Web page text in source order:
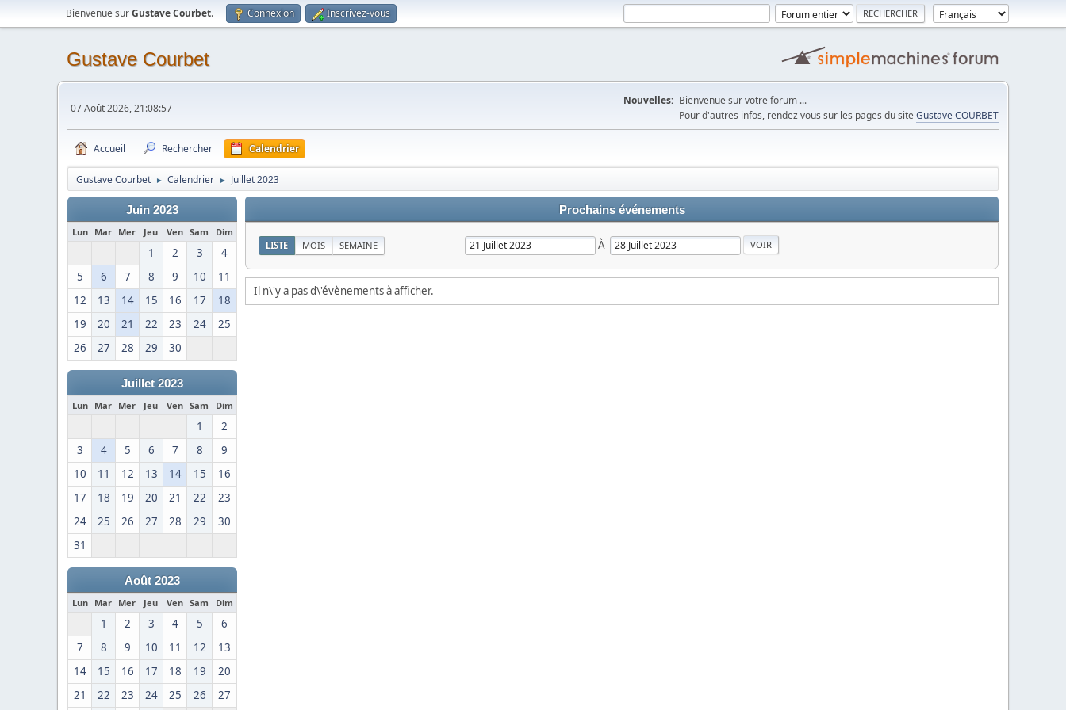
Bienvenue surGustave Courbet. Connexion Inscrivez-vous
Gustave Courbet
07 Août 2026, 21:08:57
Nouvelles: Bienvenue sur votre forum ...
Pour d'autres infos, rendez vous sur les pages du site Gustave COURBET
Accueil Rechercher Calendrier
Gustave Courbet ► Calendrier ► Juillet 2023
Juin 2023
Lun Mar Mer Jeu Ven Sam Dim
1 2 3
4
5
6 7 8 9 10
11
12
13 14 15 16 17
18
19
20 21 22 23 24
25
26
27 28 29 30
Juillet 2023
Lun Mar Mer Jeu Ven Sam Dim
1
2
3
4 5 6 7 8
9
10
11 12 13 14 15
16
17
18 19 20 21 22
23
24
25 26 27 28 29
30
31
Août 2023
Lun Mar Mer Jeu Ven Sam Dim
1 2 3 4 5
6
7
8 9 10 11 12
13
14
15 16 17 18 19
20
21
22 23 24 25 26 27
Prochains événements
LISTE MOIS SEMAINE À
Il n\'y a pas d\'évènements à afficher.